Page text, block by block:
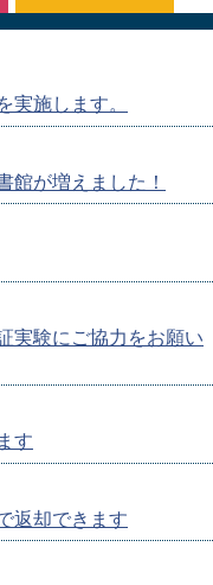
実施します。
館が増えました！
実験にご協力をお願い
す
返却できます